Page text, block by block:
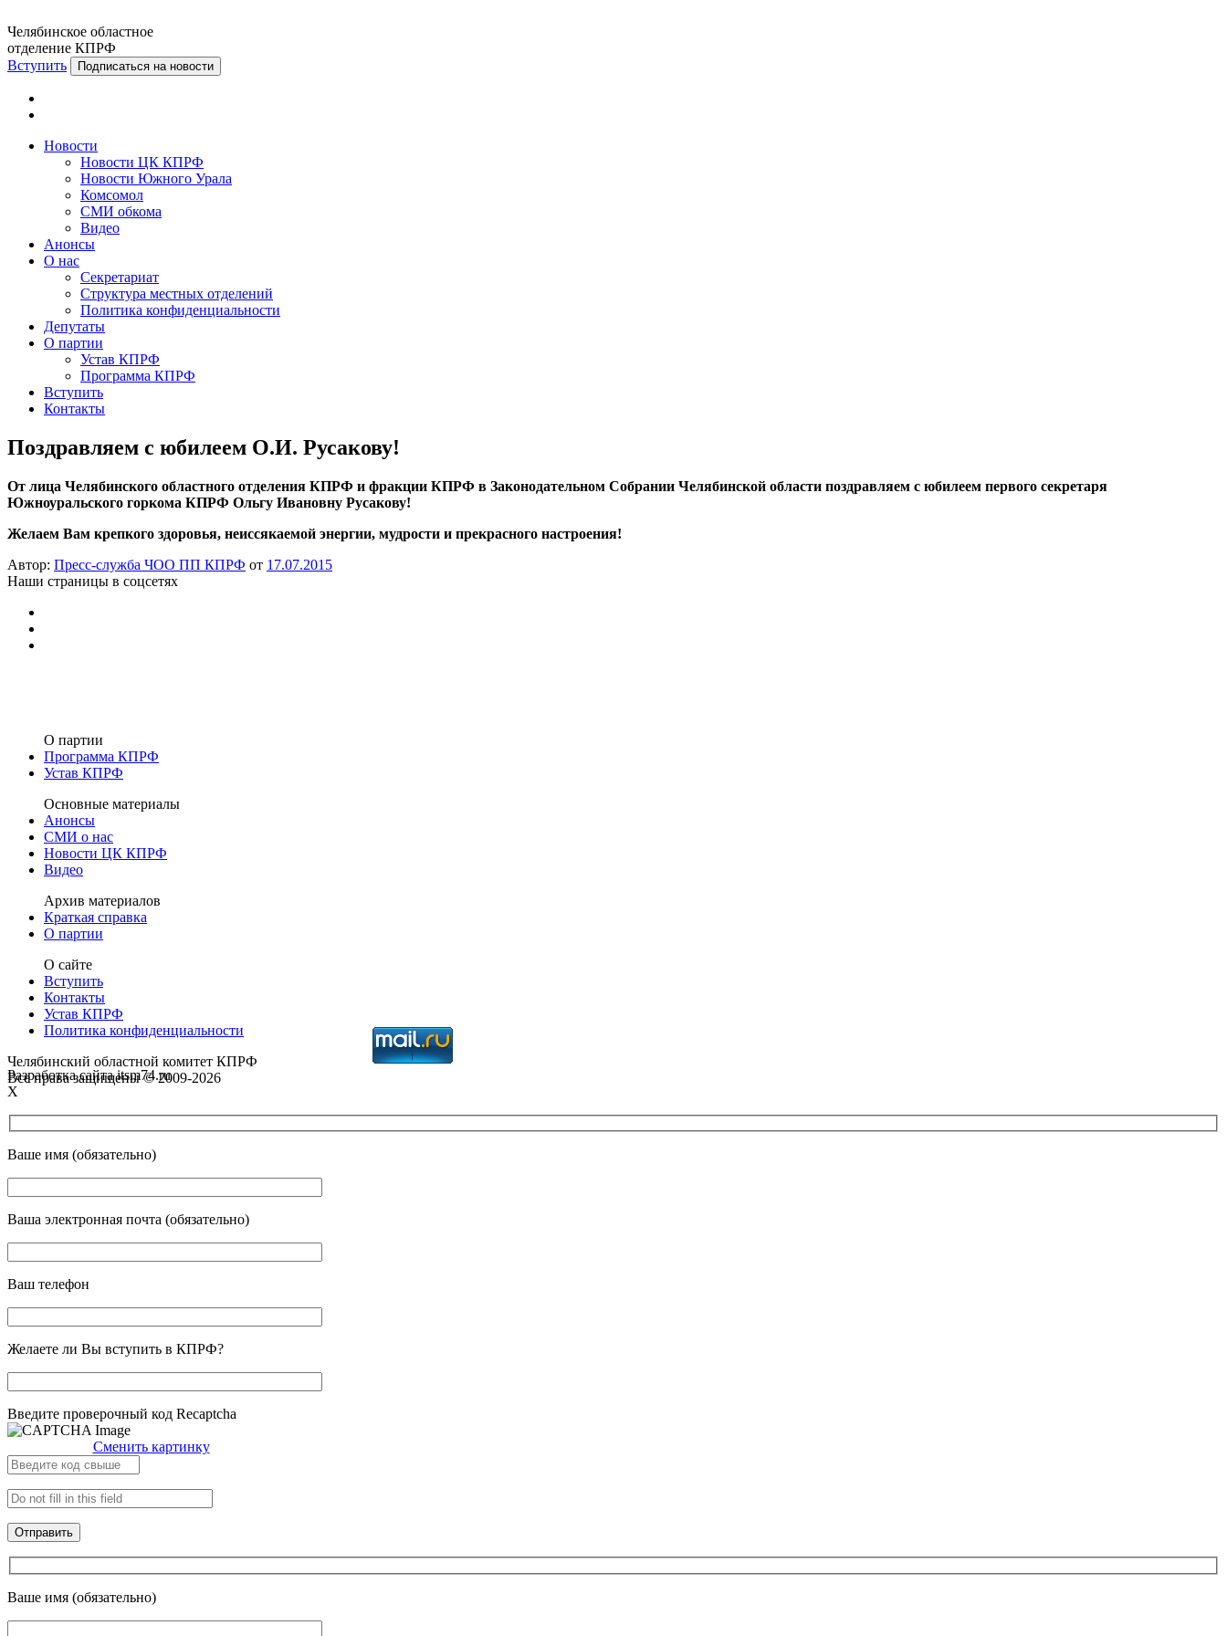
Челябинское областное
отделение КПРФ
Вступить
Подписаться на новости
Новости
Новости ЦК КПРФ
Новости Южного Урала
Комсомол
СМИ обкома
Видео
Анонсы
О нас
Секретариат
Структура местных отделений
Политика конфиденциальности
Депутаты
О партии
Устав КПРФ
Программа КПРФ
Вступить
Контакты
Поздравляем с юбилеем О.И. Русакову!
От лица Челябинского областного отделения КПРФ и фракции КПРФ в Законодательном Собрании Челябинской области поздравляем с юбилеем первого секретаря
Южноуральского горкома КПРФ Ольгу Ивановну Русакову!
Желаем Вам крепкого здоровья, неиссякаемой энергии, мудрости и прекрасного настроения!
Автор: Пресс-служба ЧОО ПП КПРФ от 17.07.2015
Наши страницы в соцсетях
О партии
Программа КПРФ
Устав КПРФ
Основные материалы
Анонсы
СМИ о нас
Новости ЦК КПРФ
Видео
Архив материалов
Краткая справка
О партии
О сайте
Вступить
Контакты
Устав КПРФ
Политика конфиденциальности
Челябинский областной комитет КПРФ
Все права защищены © 2009-2026
Разработка сайта itsm74.ru
X
Ваше имя (обязательно)
Ваша электронная почта (обязательно)
Ваш телефон
Желаете ли Вы вступить в КПРФ?
Введите проверочный код Recaptcha
Сменить картинку
Ваше имя (обязательно)